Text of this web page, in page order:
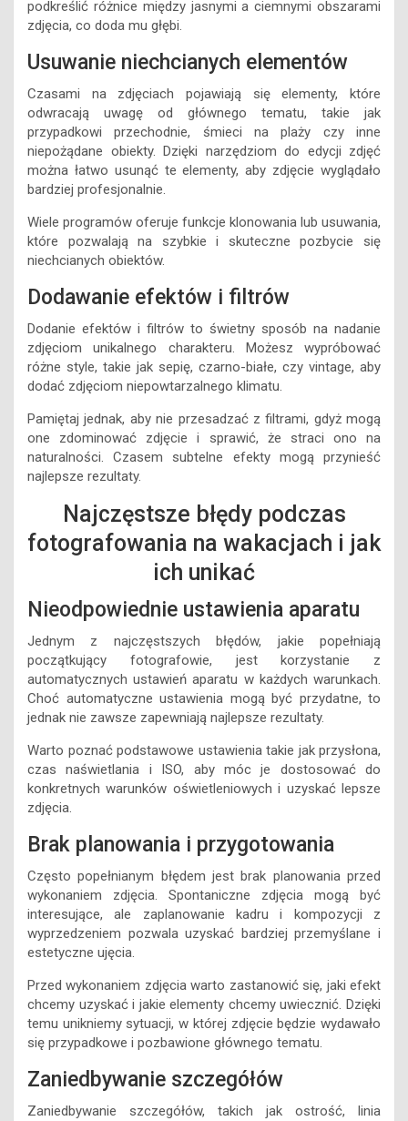
podkreślić różnice między jasnymi a ciemnymi obszarami
zdjęcia, co doda mu głębi.
Usuwanie niechcianych elementów
Czasami na zdjęciach pojawiają się elementy, które
odwracają uwagę od głównego tematu, takie jak
przypadkowi przechodnie, śmieci na plaży czy inne
niepożądane obiekty. Dzięki narzędziom do edycji zdjęć
można łatwo usunąć te elementy, aby zdjęcie wyglądało
bardziej profesjonalnie.
Wiele programów oferuje funkcje klonowania lub usuwania,
które pozwalają na szybkie i skuteczne pozbycie się
niechcianych obiektów.
Dodawanie efektów i filtrów
Dodanie efektów i filtrów to świetny sposób na nadanie
zdjęciom unikalnego charakteru. Możesz wypróbować
różne style, takie jak sepię, czarno-białe, czy vintage, aby
dodać zdjęciom niepowtarzalnego klimatu.
Pamiętaj jednak, aby nie przesadzać z filtrami, gdyż mogą
one zdominować zdjęcie i sprawić, że straci ono na
naturalności. Czasem subtelne efekty mogą przynieść
najlepsze rezultaty.
Najczęstsze błędy podczas
fotografowania na wakacjach i jak
ich unikać
Nieodpowiednie ustawienia aparatu
Jednym z najczęstszych błędów, jakie popełniają
początkujący fotografowie, jest korzystanie z
automatycznych ustawień aparatu w każdych warunkach.
Choć automatyczne ustawienia mogą być przydatne, to
jednak nie zawsze zapewniają najlepsze rezultaty.
Warto poznać podstawowe ustawienia takie jak przysłona,
czas naświetlania i ISO, aby móc je dostosować do
konkretnych warunków oświetleniowych i uzyskać lepsze
zdjęcia.
Brak planowania i przygotowania
Często popełnianym błędem jest brak planowania przed
wykonaniem zdjęcia. Spontaniczne zdjęcia mogą być
interesujące, ale zaplanowanie kadru i kompozycji z
wyprzedzeniem pozwala uzyskać bardziej przemyślane i
estetyczne ujęcia.
Przed wykonaniem zdjęcia warto zastanowić się, jaki efekt
chcemy uzyskać i jakie elementy chcemy uwiecznić. Dzięki
temu unikniemy sytuacji, w której zdjęcie będzie wydawało
się przypadkowe i pozbawione głównego tematu.
Zaniedbywanie szczegółów
Zaniedbywanie szczegółów, takich jak ostrość, linia